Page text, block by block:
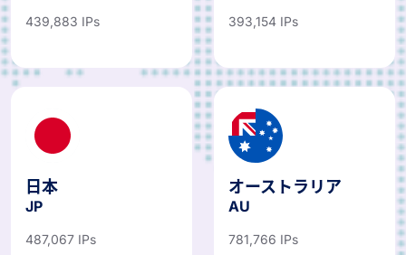
439,883 IPs 393,154 IPs
日本
JP
487,067 IPs
オーストラリア
AU
781,766 IPs